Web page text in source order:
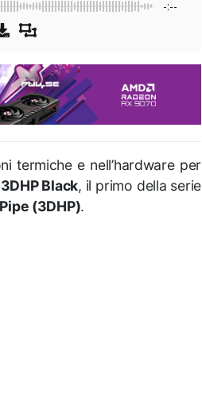
-:--
termiche e nell’hardware per
Black, il primo della serie
(3DHP).